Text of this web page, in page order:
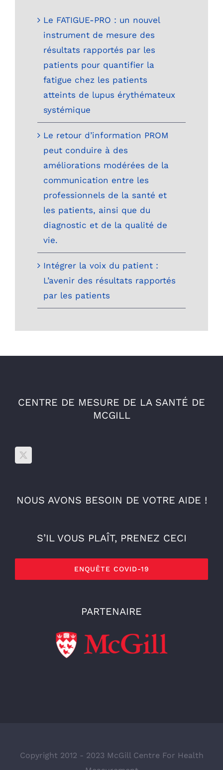
Le FATIGUE-PRO : un nouvel
instrument de mesure des
résultats rapportés par les
patients pour quantifier la
fatigue chez les patients
atteints de lupus érythémateux
systémique
Le retour d’information PROM
peut conduire à des
améliorations modérées de la
communication entre les
professionnels de la santé et
les patients, ainsi que du
diagnostic et de la qualité de
vie.
Intégrer la voix du patient :
L’avenir des résultats rapportés
par les patients
CENTRE DE MESURE DE LA SANTÉ DE
MCGILL
NOUS AVONS BESOIN DE VOTRE AIDE !
S’IL VOUS PLAÎT, PRENEZ CECI
ENQUÊTE COVID-19
PARTENAIRE
Copyright 2012 - 2023 McGill Centre For Health